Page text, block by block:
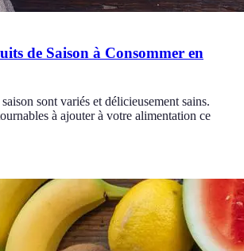
de Saison à Consommer en
sont variés et délicieusement sains.
à ajouter à votre alimentation ce